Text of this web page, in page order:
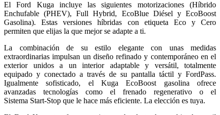
El Ford Kuga incluye las siguientes motorizaciones (Híbrido
Enchufable (PHEV), Full Hybrid, EcoBlue Diésel y EcoBoost
Gasolina). Estas versiones híbridas con etiqueta Eco y Cero
permiten que elijas la que mejor se adapte a ti.
La combinación de su estilo elegante con unas medidas
extraordinarias impulsan un diseño refinado y contemporáneo en el
exterior unidos a un interior adaptable y versátil, totalmente
equipado y conectado a través de su pantalla táctil y FordPass.
Igualmente sofisticado, el Kuga EcoBoost gasolina ofrece
avanzadas tecnologías como el frenado regenerativo o el
Sistema Start-Stop que le hace más eficiente. La elección es tuya.